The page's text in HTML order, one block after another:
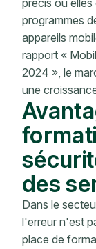
précis où
programmes
appareils
rapport «
2024 », le
une
des
Dans le
l'erreur n'est
place de